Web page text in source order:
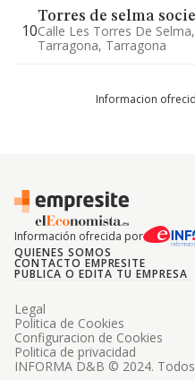
10
Torres de selma
Calle Les Torres De
Tarragona, Tarragona
Informacion
Información ofrecida por
QUIENES SOMOS
CONTACTO EMPRESITE
PUBLICA O EDITA TU EMPRESA
INFORMA D&B © 2024.
Legal
Politica de Cookies
Configuracion de Cookies
Politica de privacidad